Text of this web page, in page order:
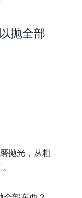
抛全部
抛光，从粗